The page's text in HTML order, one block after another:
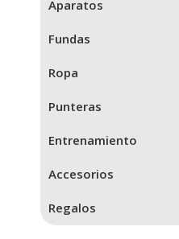
Aparatos
Fundas
Ropa
Punteras
Entrenamiento
Accesorios
Regalos